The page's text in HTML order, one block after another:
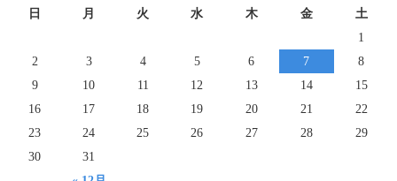
日 月 火 水 木 金 土
1
2
3 4 5 6 7
8
9
10 11 12 13 14
15
16
17 18 19 20 21
22
23
24 25 26 27 28
29
30
31